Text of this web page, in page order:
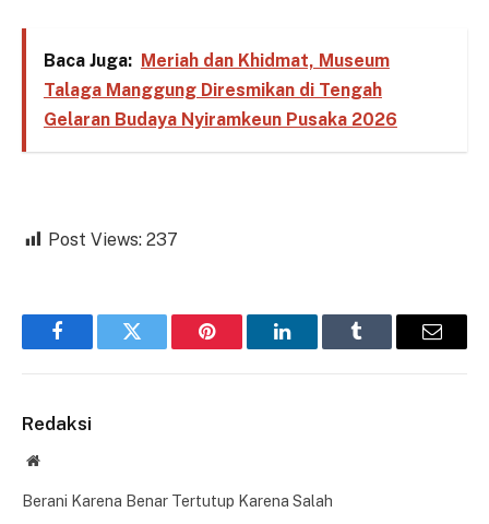
Baca Juga: Meriah dan Khidmat, Museum
Talaga Manggung Diresmikan di Tengah
Gelaran Budaya Nyiramkeun Pusaka 2026
Post Views: 237
FacebookTwitter Pinterest LinkedInTumblr Email
Redaksi
Website
Berani Karena Benar Tertutup Karena Salah